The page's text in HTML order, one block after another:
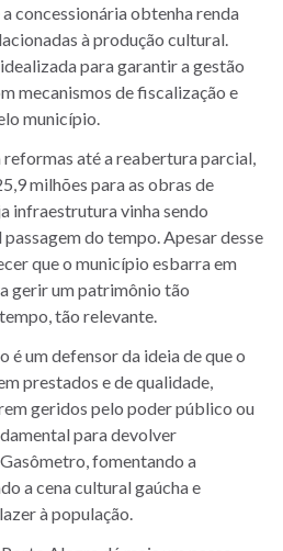
concessionária obtenha renda
à produção cultural.
para garantir a gestão
mecanismos de fiscalização e
município.
até a reabertura parcial,
milhões para as obras de
infraestrutura vinha sendo
do tempo. Apesar desse
que o município esbarra em
gerir um patrimônio tão
tão relevante.
um defensor da ideia de que o
prestados e de qualidade,
geridos pelo poder público ou
para devolver
fomentando a
a cena cultural gaúcha e
à população.